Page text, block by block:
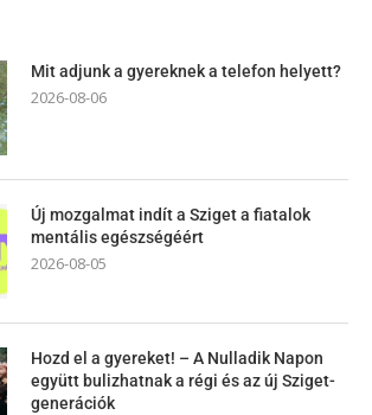
Mit adjunk a gyereknek a telefon helyett?
2026-08-06
Új mozgalmat indít a Sziget a fiatalok
mentális egészségéért
2026-08-05
Hozd el a gyereket! – A Nulladik Napon
együtt bulizhatnak a régi és az új Sziget-
generációk